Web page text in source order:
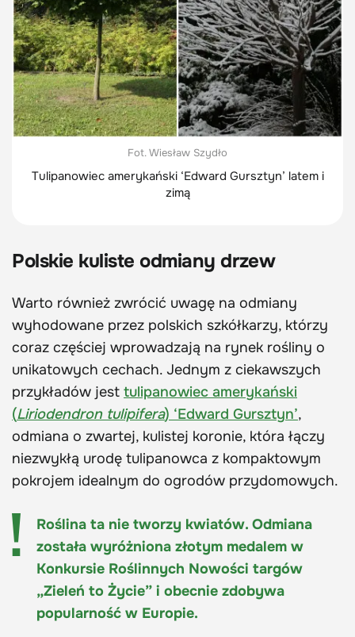
Fot. Wiesław Szydło
Tulipanowiec amerykański ‘Edward Gursztyn’ latem i
zimą
Polskie kuliste odmiany drzew
Warto również zwrócić uwagę na odmiany
wyhodowane przez polskich szkółkarzy, którzy
coraz częściej wprowadzają na rynek rośliny o
unikatowych cechach. Jednym z ciekawszych
przykładów jest tulipanowiec amerykański
(Liriodendron tulipifera) ‘Edward Gursztyn’,
odmiana o zwartej, kulistej koronie, która łączy
niezwykłą urodę tulipanowca z kompaktowym
pokrojem idealnym do ogrodów przydomowych.
Roślina ta nie tworzy kwiatów. Odmiana
została wyróżniona złotym medalem w
Konkursie Roślinnych Nowości targów
„Zieleń to Życie” i obecnie zdobywa
popularność w Europie.